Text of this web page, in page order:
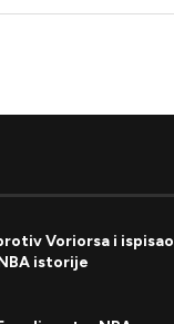
Voriorsa i ispisao
istorije